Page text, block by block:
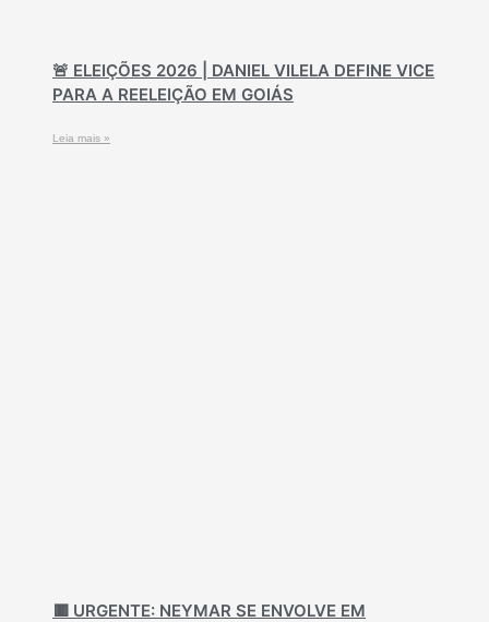
🚨 ELEIÇÕES 2026 | DANIEL VILELA DEFINE VICE
PARA A REELEIÇÃO EM GOIÁS
Leia mais »
🟥 URGENTE: NEYMAR SE ENVOLVE EM